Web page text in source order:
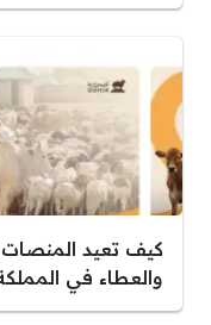
كيف تعيد
والعطاء في